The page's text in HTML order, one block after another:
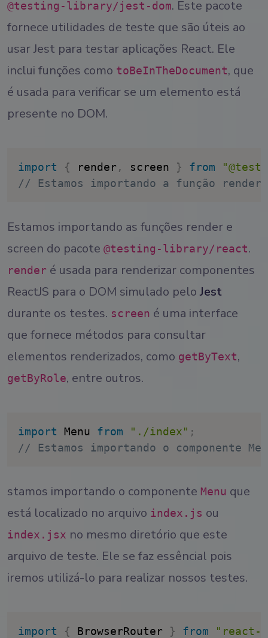
@testing-library/jest-dom. Este pacote
fornece utilidades de teste que são úteis ao
usar Jest para testar aplicações React. Ele
inclui funções como toBeInTheDocument, que
é usada para verificar se um elemento está
presente no DOM.
import { render , screen } from
// Estamos importando a função
Estamos importando as funções render e
screen do pacote @testing-library/react.
render é usada para renderizar componentes
ReactJS para o DOM simulado pelo Jest
durante os testes. screen é uma interface
que fornece métodos para consultar
elementos renderizados, como getByText,
getByRole, entre outros.
import Menu from "./index" ;
// Estamos importando o componente
stamos importando o componente Menu que
está localizado no arquivo index.js ou
index.jsx no mesmo diretório que este
arquivo de teste. Ele se faz essêncial pois
iremos utilizá-lo para realizar nossos testes.
import { BrowserRouter } from
"react-